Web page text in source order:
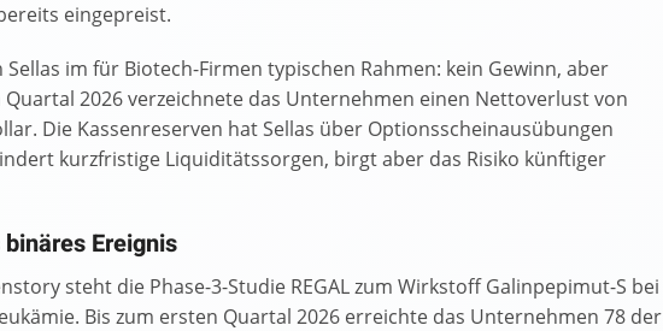
eingepreist.
Sellas im für Biotech-Firmen typischen Rahmen: kein Gewinn, aber
2026 verzeichnete das Unternehmen einen Nettoverlust von
Die Kassenreserven hat Sellas über Optionsscheinausübungen
kurzfristige Liquiditätssorgen, birgt aber das Risiko künftiger
Ereignis
steht die Phase-3-Studie REGAL zum Wirkstoff Galinpepimut-S bei
Bis zum ersten Quartal 2026 erreichte das Unternehmen 78 der